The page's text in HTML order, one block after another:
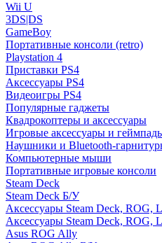
Wii U
3DS|DS
GameBoy
Портативные консоли (retro)
Playstation 4
Приставки PS4
Аксессуары PS4
Видеоигры PS4
Популярные гаджеты
Квадрокоптеры и аксессуары
Игровые аксессуары и
Наушники и Bluetooth-
Компьютерные мыши
Портативные игровые консоли
Steam Deck
Steam Deck Б/У
Аксессуары Steam Deck, ROG,
Аксессуары Steam Deck, ROG,
Asus ROG Ally